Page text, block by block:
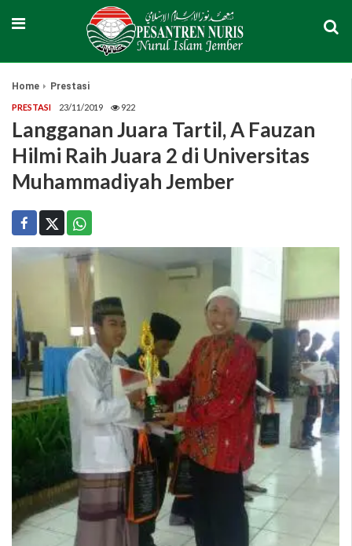
Home Prestasi
PRESTASI 23/11/2019 922
Langganan Juara Tartil, A Fauzan
Hilmi Raih Juara 2 di Universitas
Muhammadiyah Jember